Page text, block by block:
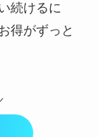
続けるに
得がずっと